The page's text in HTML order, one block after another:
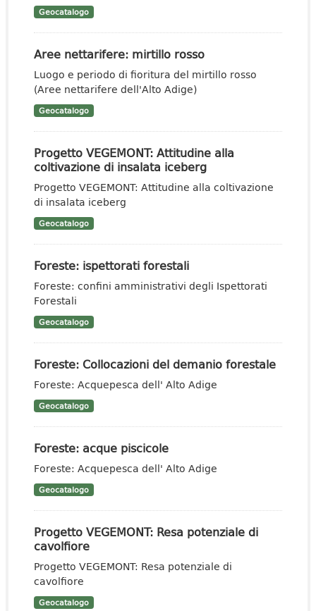
Geocatalogo
Aree nettarifere: mirtillo rosso
Luogo e periodo di fioritura del mirtillo rosso
(Aree nettarifere dell'Alto Adige)
Geocatalogo
Progetto VEGEMONT: Attitudine alla
coltivazione di insalata iceberg
Progetto VEGEMONT: Attitudine alla coltivazione
di insalata iceberg
Geocatalogo
Foreste: ispettorati forestali
Foreste: confini amministrativi degli Ispettorati
Forestali
Geocatalogo
Foreste: Collocazioni del demanio forestale
Foreste: Acquepesca dell' Alto Adige
Geocatalogo
Foreste: acque piscicole
Foreste: Acquepesca dell' Alto Adige
Geocatalogo
Progetto VEGEMONT: Resa potenziale di
cavolfiore
Progetto VEGEMONT: Resa potenziale di
cavolfiore
Geocatalogo